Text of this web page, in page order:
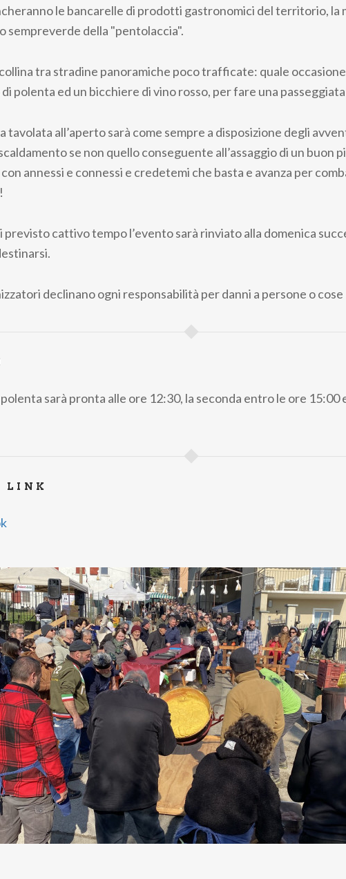
le bancarelle di prodotti gastronomici del territorio, la
sempreverde della "pentolaccia".
tra stradine panoramiche poco trafficate: quale
di polenta ed un bicchiere di vino rosso, per fare una
tavolata all’aperto sarà come sempre a disposizione degli
se non quello conseguente all’assaggio di un buon
annessi e connessi e credetemi che basta e avanza per
previsto cattivo tempo l’evento sarà rinviato alla domenica
declinano ogni responsabilità per danni a persone o cose
sarà pronta alle ore 12:30, la seconda entro le ore 15:00
LINK